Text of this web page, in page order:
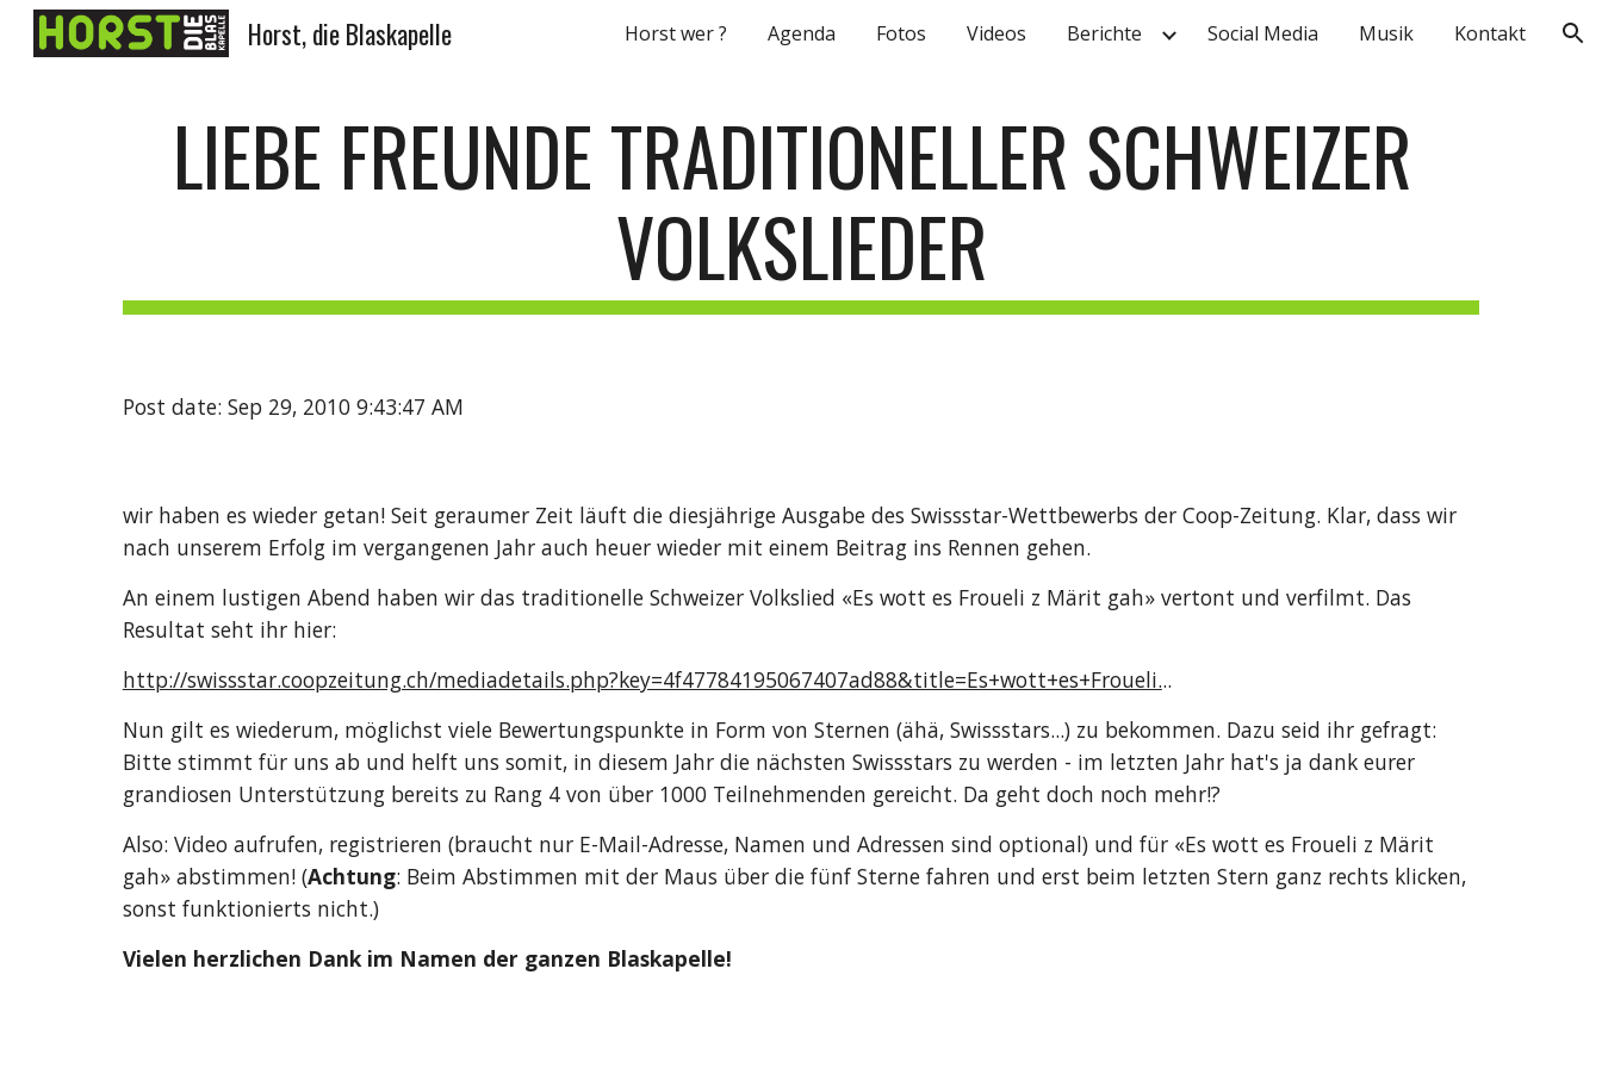
Skip to main content Skip to navigation
Horst, die Blaskapelle Horst wer ? Agenda Fotos Videos Berichte Social Media Musik Kontakt
LIEBE FREUNDE TRADITIONELLER SCHWEIZER
VOLKSLIEDER
Post date: Sep 29, 2010 9:43:47 AM
wir haben es wieder getan! Seit geraumer Zeit läuft die diesjährige Ausgabe des Swissstar-Wettbewerbs der Coop-Zeitung. Klar, dass wir
nach unserem Erfolg im vergangenen Jahr auch heuer wieder mit einem Beitrag ins Rennen gehen.
An einem lustigen Abend haben wir das traditionelle Schweizer Volkslied «Es wott es Froueli z Märit gah» vertont und verfilmt. Das
Resultat seht ihr hier:
http://swissstar.coopzeitung.ch/mediadetails.php?key=4f47784195067407ad88&title=Es+wott+es+Froueli...
Nun gilt es wiederum, möglichst viele Bewertungspunkte in Form von Sternen (ähä, Swissstars...) zu bekommen. Dazu seid ihr gefragt:
Bitte stimmt für uns ab und helft uns somit, in diesem Jahr die nächsten Swissstars zu werden - im letzten Jahr hat's ja dank eurer
grandiosen Unterstützung bereits zu Rang 4 von über 1000 Teilnehmenden gereicht. Da geht doch noch mehr!?
Also: Video aufrufen, registrieren (braucht nur E-Mail-Adresse, Namen und Adressen sind optional) und für «Es wott es Froueli z Märit
gah» abstimmen! (Achtung: Beim Abstimmen mit der Maus über die fünf Sterne fahren und erst beim letzten Stern ganz rechts klicken,
sonst funktionierts nicht.)
Vielen herzlichen Dank im Namen der ganzen Blaskapelle!